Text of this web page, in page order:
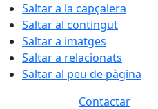
Saltar a la capçalera
Saltar al contingut
Saltar a imatges
Saltar a relacionats
Saltar al peu de pàgina
Contactar